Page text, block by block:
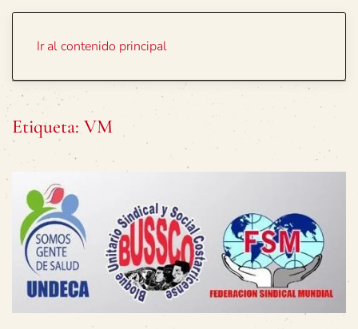
Ir al contenido principal
Etiqueta: VM